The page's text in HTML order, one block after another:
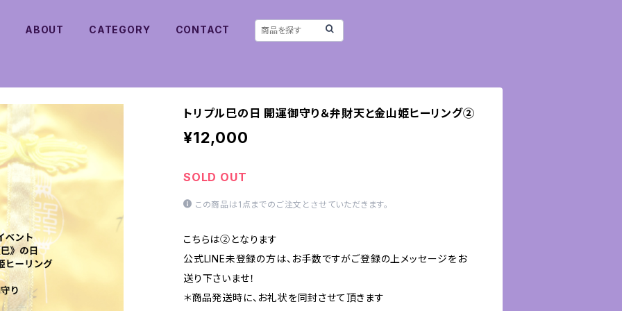
ABOUT CATEGORY CONTACT
トリプル巳の日 開運御守り＆弁財天と金山姫ヒーリング②
¥12,000
SOLD OUT
この商品は1点までのご注文とさせていただきます。
こちらは②となります
公式LINE未登録の方は、お手数ですがご登録の上メッセージをお
送り下さいませ！
＊商品発送時に、お礼状を同封させて頂きます